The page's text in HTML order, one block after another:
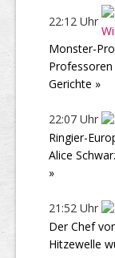
22:12 Uhr
Monster-
Gerichte »
22:07 Uhr
Ringier-
Alice
»
21:52 Uhr
Der Chef
Hitzewelle